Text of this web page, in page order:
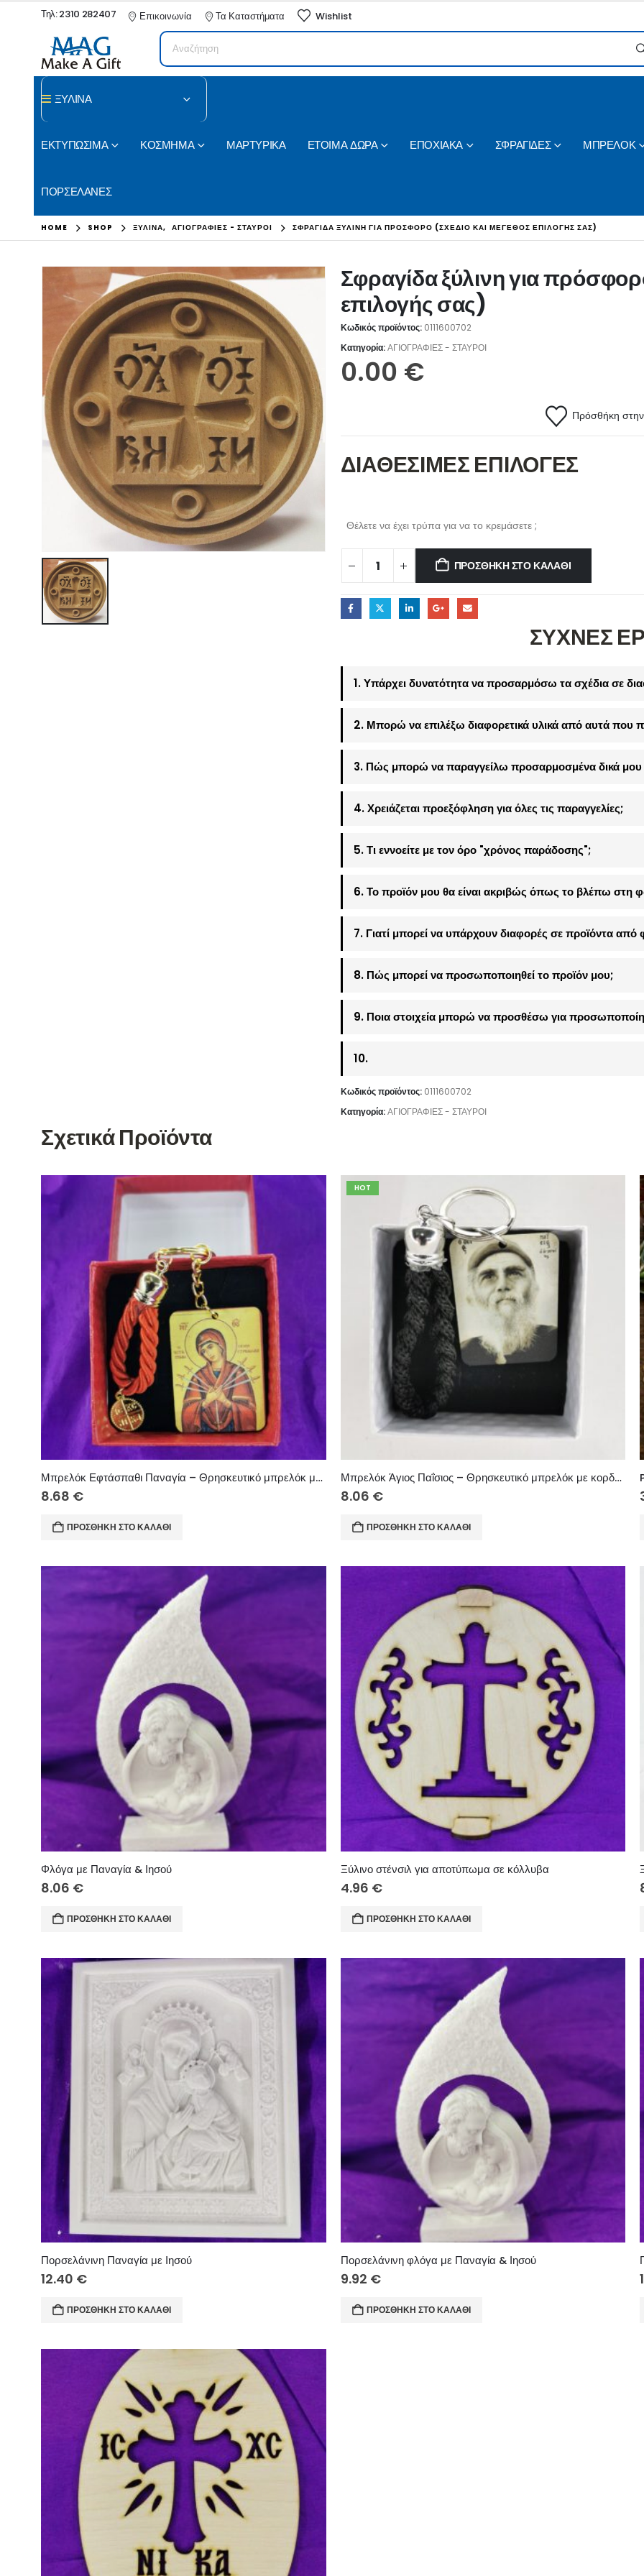
Τηλ: 2310 282407 Επικοινωνία Τα Καταστήματα Wishlist
ΞΥΛΙΝΑ
ΕΚΤΥΠΩΣΙΜΑ ΚΟΣΜΗΜΑ ΜΑΡΤΥΡΙΚΑ ΕΤΟΙΜΑ ΔΩΡΑ ΕΠΟΧΙΑΚΑ ΣΦΡΑΓΙΔΕΣ ΜΠΡΕΛΟΚ
ΠΟΡΣΕΛΑΝΕΣ
HOME SHOP ΞΥΛΙΝΑ, ΑΓΙΟΓΡΑΦΙΕΣ - ΣΤΑΥΡΟΙ ΣΦΡΑΓΊΔΑ ΞΎΛΙΝΗ ΓΙΑ ΠΡΌΣΦΟΡΟ (ΣΧΈΔΙΟ ΚΑΙ ΜΈΓΕΘΟΣ ΕΠΙΛΟΓΉΣ ΣΑΣ)
Σφραγίδα ξύλινη για
επιλογής σας)
Κωδικός προϊόντος: 0111600702
Κατηγορία:ΑΓΙΟΓΡΑΦΙΕΣ - ΣΤΑΥΡΟΙ
0.00 €
Πρόσθήκη στην
ΔΙΑΘΕΣΙΜΕΣ ΕΠΙΛΟΓΕΣ
Θέλετε να έχει τρύπα για να το κρεμάσετε ;
ΠΡΟΣΘΉΚΗ ΣΤΟ ΚΑΛΆΘΙ
ΣΥΧΝΕΣ
1. Υπάρχει δυνατότητα να προσαρμόσω τα σχέδια σε
2. Μπορώ να επιλέξω διαφορετικά υλικά από αυτά που
3. Πώς μπορώ να παραγγείλω προσαρμοσμένα δικά μου
4. Χρειάζεται προεξόφληση για όλες τις παραγγελίες;
5. Τι εννοείτε με τον όρο "χρόνος παράδοσης";
6. Το προϊόν μου θα είναι ακριβώς όπως το βλέπω στη
7. Γιατί μπορεί να υπάρχουν διαφορές σε προϊόντα από
8. Πώς μπορεί να προσωποποιηθεί το προϊόν μου;
9. Ποια στοιχεία μπορώ να προσθέσω για
10.
Κωδικός προϊόντος: 0111600702
Κατηγορία:ΑΓΙΟΓΡΑΦΙΕΣ - ΣΤΑΥΡΟΙ
Σχετικά Προϊόντα
Μπρελόκ Εφτάσπαθι Παναγία – Θρησκευτικό μπρελόκ με κορδόνι και μεταλλίκο στοιχείο
8.68 €
ΠΡΟΣΘΉΚΗ ΣΤΟ ΚΑΛΆΘΙ
HOT
Μπρελόκ Άγιος Παΐσιος – Θρησκευτικό μπρελόκ με κορδόνι
8.06 €
ΠΡΟΣΘΉΚΗ ΣΤΟ ΚΑΛΆΘΙ
Φλόγα με Παναγία & Ιησού
8.06 €
ΠΡΟΣΘΉΚΗ ΣΤΟ ΚΑΛΆΘΙ
Ξύλινο στένσιλ για αποτύπωμα σε κόλλυβα
4.96 €
ΠΡΟΣΘΉΚΗ ΣΤΟ ΚΑΛΆΘΙ
Πορσελάνινη Παναγία με Ιησού
12.40 €
ΠΡΟΣΘΉΚΗ ΣΤΟ ΚΑΛΆΘΙ
Πορσελάνινη φλόγα με Παναγία & Ιησού
9.92 €
ΠΡΟΣΘΉΚΗ ΣΤΟ ΚΑΛΆΘΙ